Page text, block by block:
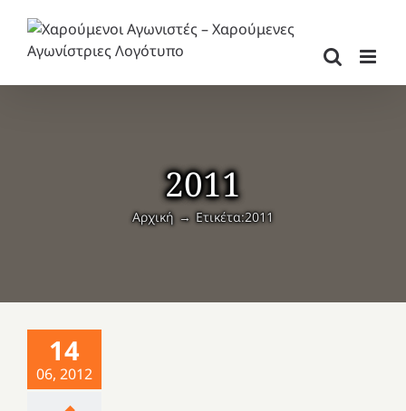
περιεχόμενο
2011
Αρχική Ετικέτα:2011
14
06, 2012